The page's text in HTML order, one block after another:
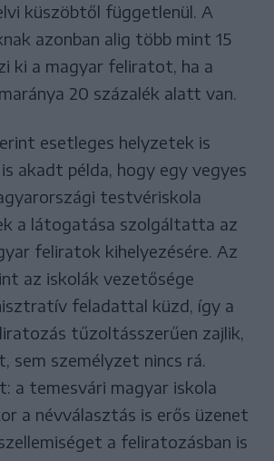
küszöbtől függetlenül. A
azonban alig több mint 15
ki a magyar feliratot, ha a
20 százalék alatt van.
esetleges helyzetek is
akadt példa, hogy egy vegyes
testvériskola
a látogatása szolgáltatta az
feliratok kihelyezésére. Az
az iskolák vezetősége
feladattal küzd, így a
tűzoltásszerűen zajlik,
sem személyzet nincs rá.
a temesvári magyar iskola
a névválasztás is erős üzenet
a feliratozásban is